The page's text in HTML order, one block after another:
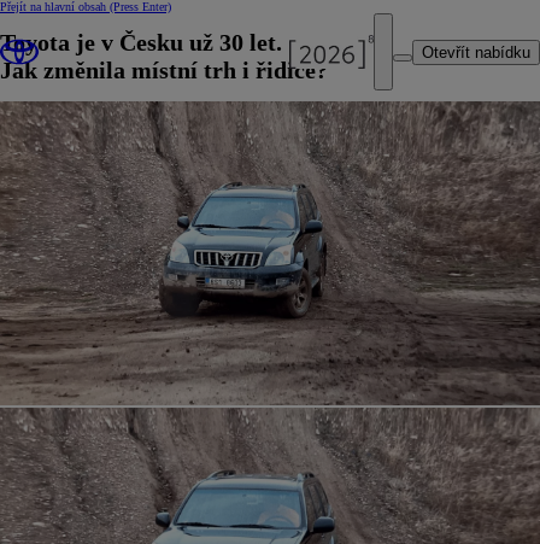
Přejít na hlavní obsah (Press Enter)
Otevřít nabídku
Toyota je v Česku už 30 let.
Jak změnila místní trh i řidiče?